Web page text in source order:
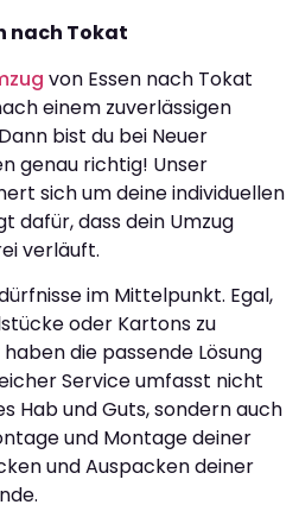
nach Tokat
von Essen nach Tokat
einem zuverlässigen
bist du bei Neuer
genau richtig! Unser
sich um deine individuellen
dafür, dass dein Umzug
verläuft.
im Mittelpunkt. Egal,
oder Kartons zu
die passende Lösung
Service umfasst nicht
Hab und Guts, sondern auch
und Montage deiner
und Auspacken deiner